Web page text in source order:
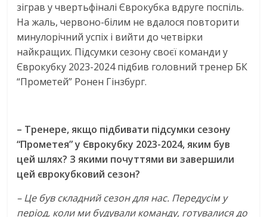
зіграв у чвертьфіналі Єврокубка вдруге поспіль.
На жаль, червоно-білим не вдалося повторити
минулорічний успіх і вийти до четвірки
найкращих. Підсумки сезону своєї команди у
Єврокубку 2023-2024 підбив головний тренер БК
“Прометей” Ронен Гінзбург.
– Тренере, якщо підбивати підсумки сезону
“Прометея” у Єврокубку 2023-2024, яким був
цей шлях? З якими почуттями ви завершили
цей єврокубковий сезон?
– Це був складний сезон для нас. Передусім у
період, коли ми будували команду, готувалися до